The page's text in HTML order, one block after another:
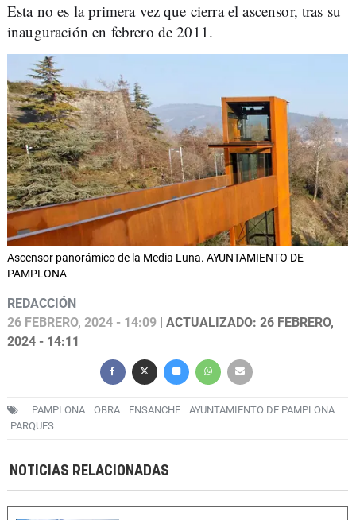
Esta no es la primera vez que cierra el ascensor, tras su
inauguración en febrero de 2011.
Ascensor panorámico de la Media Luna. AYUNTAMIENTO DE
PAMPLONA
REDACCIÓN
26 FEBRERO, 2024 - 14:09 | ACTUALIZADO: 26 FEBRERO,
2024 - 14:11
PAMPLONA OBRA ENSANCHE
AYUNTAMIENTO DE PAMPLONA
PARQUES
NOTICIAS RELACIONADAS